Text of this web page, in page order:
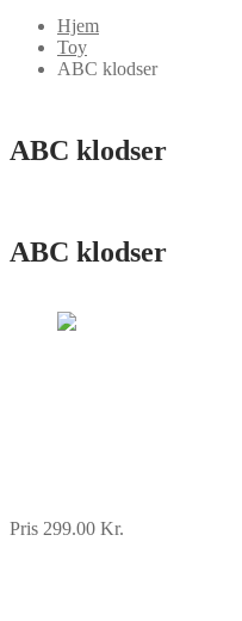
Hjem
Toy
ABC klodser
ABC klodser
ABC klodser
Pris 299.00 Kr.